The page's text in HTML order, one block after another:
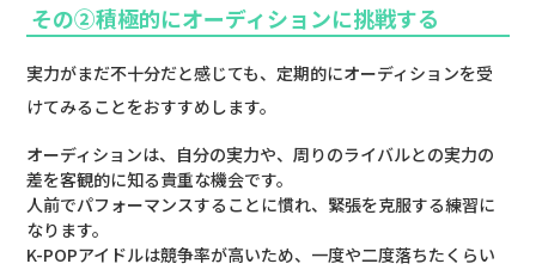
その②積極的にオーディションに挑戦する
実力がまだ不十分だと感じても、定期的にオーディションを受
けてみることをおすすめします。
オーディションは、自分の実力や、周りのライバルとの実力の
差を客観的に知る貴重な機会です。
人前でパフォーマンスすることに慣れ、緊張を克服する練習に
なります。
K-POPアイドルは競争率が高いため、一度や二度落ちたくらい